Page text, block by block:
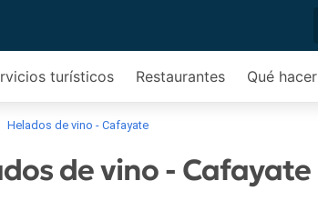
turísticos Restaurantes Qué hacer
Helados de vino - Cafayate
de vino - Cafayate